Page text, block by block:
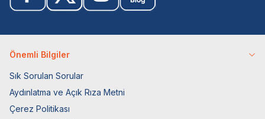
Önemli Bilgiler
Sık Sorulan Sorular
Aydınlatma ve Açık Rıza Metni
Çerez Politikası